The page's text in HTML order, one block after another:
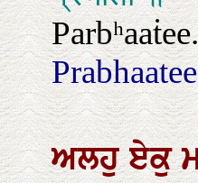
Parbʰaaṫee.
ਅਲਹੁਏਕੁ